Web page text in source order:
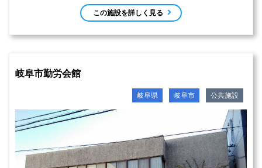
この施設を詳しく見る
岐阜市勤労会館
岐阜県 岐阜市 公共施設